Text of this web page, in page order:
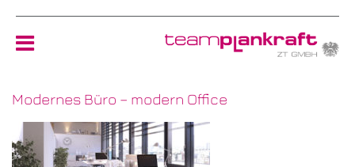
TEAM
Modernes Büro – modern Office